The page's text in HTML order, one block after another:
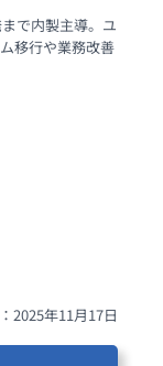
で内製主導。ユ
移行や業務改善
2025年11月17日